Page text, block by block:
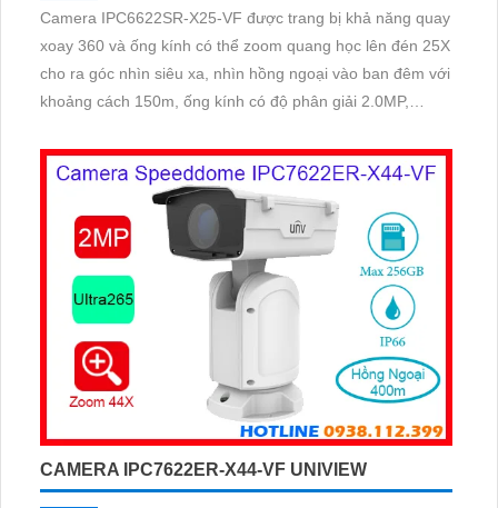
Camera IPC6622SR-X25-VF được trang bị khả năng quay
xoay 360 và ống kính có thể zoom quang học lên đén 25X
cho ra góc nhìn siêu xa, nhìn hồng ngoại vào ban đêm với
khoảng cách 150m, ống kính có độ phân giải 2.0MP,
CAMERA IPC7622ER-X44-VF UNIVIEW